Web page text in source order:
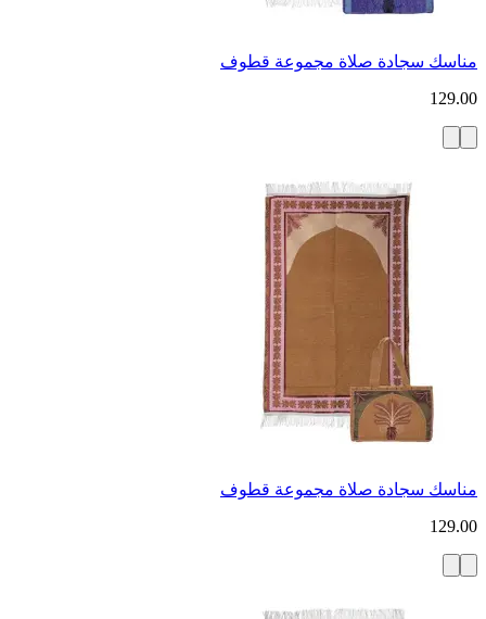
مناسك سجادة صلاة مجموعة قطوف
129.00
مناسك سجادة صلاة مجموعة قطوف
129.00